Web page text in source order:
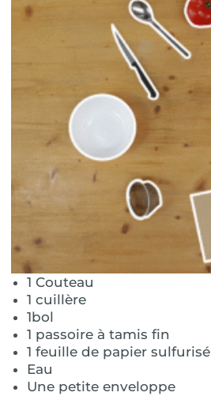
1 Couteau
1 cuillère
1bol
1 passoire à tamis fin
1 feuille de papier sulfurisé
Eau
Une petite enveloppe